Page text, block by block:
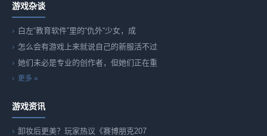
游戏杂谈
白左“教育软件”里的“仇外“少女，成
怎么会有游戏上来就说自己的新服活不过
她们未必是专业的创作者，但她们正在重
更多 »
游戏资讯
卸妆后更美？玩家热议《赛博朋克207